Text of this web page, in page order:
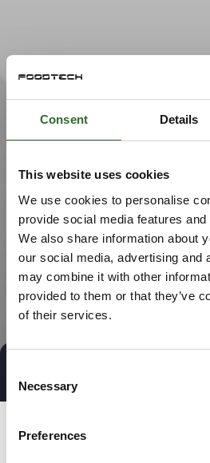
Consent Details
This website uses cookies
We use cookies to personalise
provide social media features
We also share information about
our social media, advertising and
may combine it with other
provided to them or that they’ve
of their services.
Selection
Necessary
Preferences